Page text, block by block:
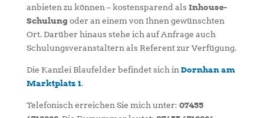
anbieten zu können – kostensparend alsInhouse-
Schulung oder an einem von Ihnen gewünschten
Ort. Darüber hinaus stehe ich auf Anfrage auch
Schulungsveranstaltern als Referent zur Verfügung.
Die Kanzlei Blaufelder befindet sich in Dornhan am
Marktplatz 1.
Telefonisch erreichen Sie mich unter: 07455